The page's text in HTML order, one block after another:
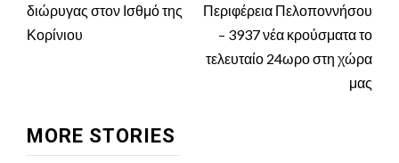
διώρυγας στον Ισθμό της
Κορίνιου
Περιφέρεια Πελοποννήσου
– 3937 νέα κρούσματα το
τελευταίο 24ωρο στη χώρα
μας
MORE STORIES